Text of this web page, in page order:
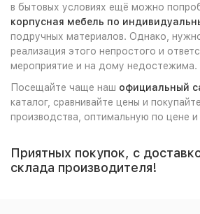
в бытовых условиях ещё можно
корпусная мебель по
подручных материалов. Однако,
реализация этого непростого и
мероприятие и на дому недостежима.
Посещайте чаще наш официальный
каталог, сравнивайте цены и
производства, оптимальную по цене и
Приятных покупок, с
склада производителя!